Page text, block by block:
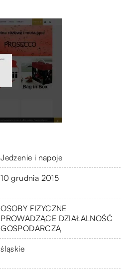
Jedzenie i napoje
10 grudnia 2015
OSOBY FIZYCZNE
PROWADZĄCE DZIAŁALNOŚĆ
GOSPODARCZĄ
śląskie